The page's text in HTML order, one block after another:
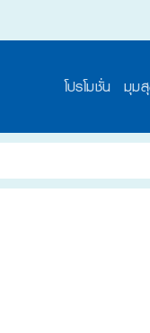
โปรโมชั่น มุม